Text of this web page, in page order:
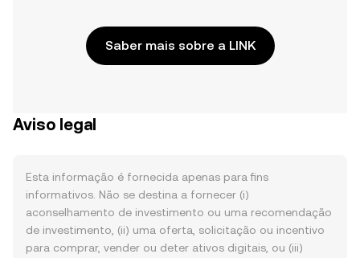
Saber mais sobre a LINK
Aviso legal
Esta informação é fornecida apenas para fins
informativos. Não se destina a fornecer (i)
aconselhamento de investimento ou uma recomendação
de investimento, (ii) uma oferta, solicitação ou incentivo
para comprar, vender ou deter ativos digitais, ou (iii)